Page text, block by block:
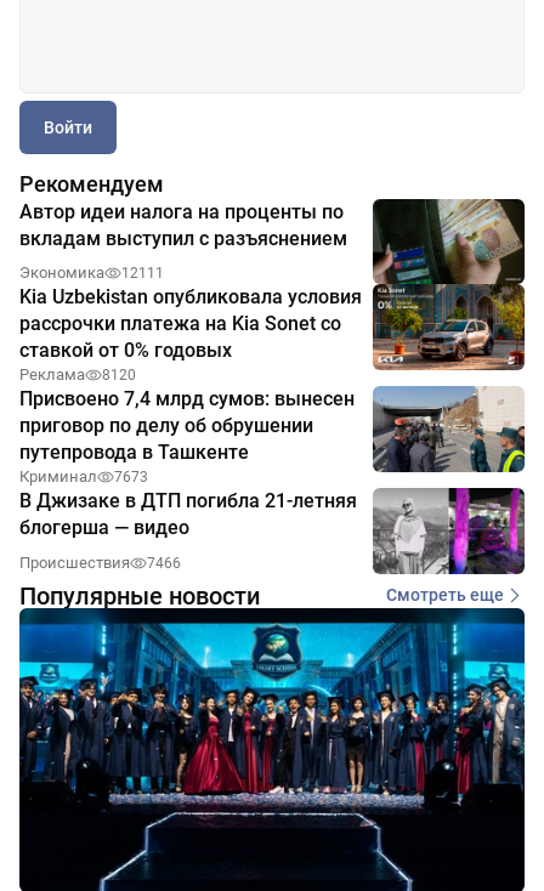
Войти
Рекомендуем
Автор идеи налога на проценты по
вкладам выступил с разъяснением
Экономика 12111
Kia Uzbekistan опубликовала условия
рассрочки платежа на Kia Sonet со
ставкой от 0% годовых
Реклама 8120
Присвоено 7,4 млрд сумов: вынесен
приговор по делу об обрушении
путепровода в Ташкенте
Криминал 7673
В Джизаке в ДТП погибла 21-летняя
блогерша — видео
Происшествия 7466
Популярные новости Смотреть еще